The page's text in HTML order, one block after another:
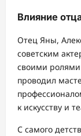
Влияние
Отец Яны,
советским
своими ролями
проводил
к искусству и
С самого